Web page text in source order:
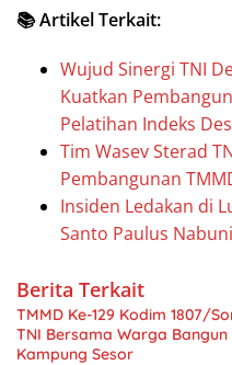
📚 Artikel Terkait:
Wujud Sinergi TNI
Kuatkan
Pelatihan Indeks
Tim Wasev Sterad
Pembangunan
Insiden Ledakan di
Santo Paulus
Berita Terkait
TMMD Ke-129 Kodim 1807/
TNI Bersama Warga
Kampung Sesor